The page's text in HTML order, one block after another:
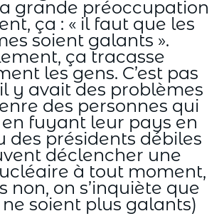
grande préoccupation
ça : « il faut que les
soient galants ».
ça tracasse
les gens. C’est pas
y avait des problèmes
des personnes qui
fuyant leur pays en
des présidents débiles
déclencher une
à tout moment,
non, on s’inquiète que
soient plus galants)